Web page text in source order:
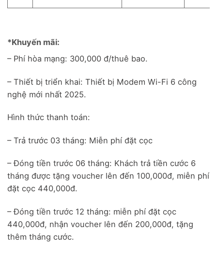
*Khuyến mãi:
– Phí hòa mạng: 300,000 đ/thuê bao.
– Thiết bị triển khai: Thiết bị Modem Wi-Fi 6 công
nghệ mới nhất 2025.
Hình thức thanh toán:
– Trả trước 03 tháng: Miễn phí đặt cọc
– Đóng tiền trước 06 tháng: Khách trả tiền cước 6
tháng được tặng voucher lên đến 100,000đ, miễn phí
đặt cọc 440,000đ.
– Đóng tiền trước 12 tháng: miễn phí đặt cọc
440,000đ, nhận voucher lên đến 200,000đ, tặng
thêm tháng cước.